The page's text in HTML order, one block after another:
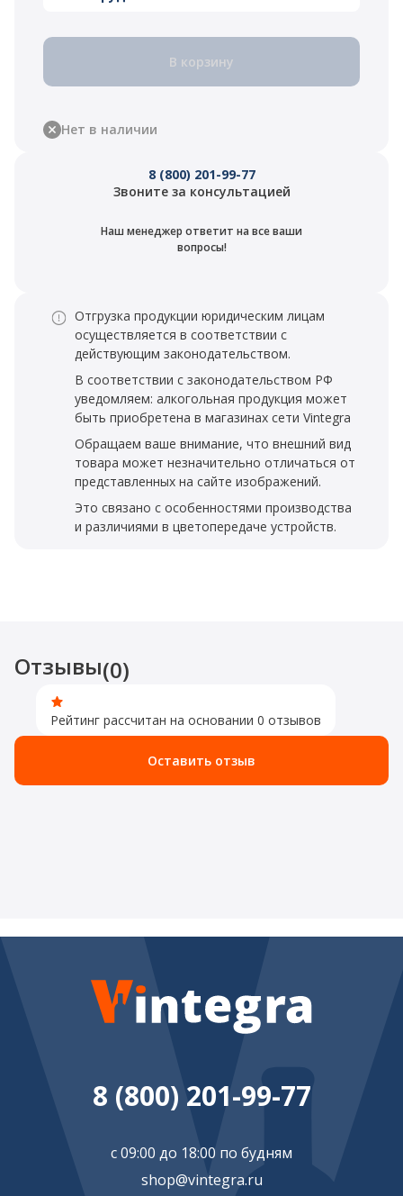
В корзину
Нет в наличии
8 (800) 201-99-77
Звоните за консультацией
Наш менеджер ответит на все ваши
вопросы!
Отгрузка продукции юридическим лицам
осуществляется в соответствии с
действующим законодательством.
В соответствии с законодательством РФ
уведомляем: алкогольная продукция может
быть приобретена в магазинах сети Vintegra
Обращаем ваше внимание, что внешний вид
товара может незначительно отличаться от
представленных на сайте изображений.
Это связано с особенностями производства
и различиями в цветопередаче устройств.
Отзывы(0)
Рейтинг рассчитан на основании 0 отзывов
Оставить отзыв
8 (800) 201-99-77
с 09:00 до 18:00 по будням
shop@vintegra.ru